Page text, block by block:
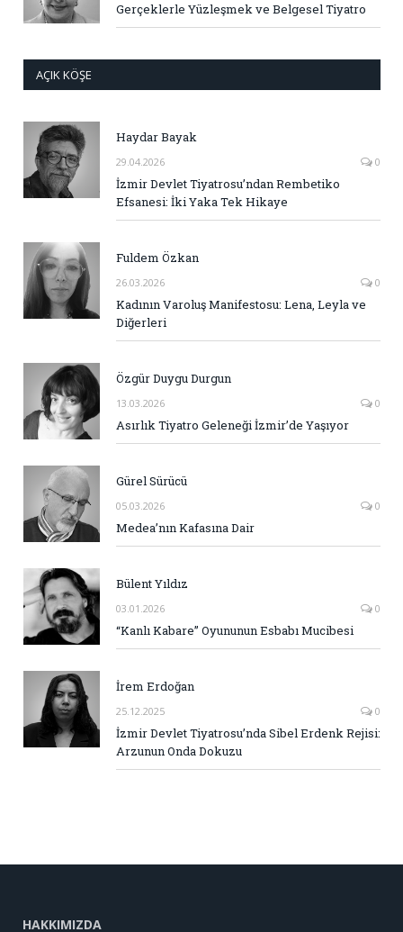
Gerçeklerle Yüzleşmek ve Belgesel Tiyatro
AÇIK KÖŞE
Haydar Bayak
29.04.2026 0
İzmir Devlet Tiyatrosu’ndan Rembetiko
Efsanesi: İki Yaka Tek Hikaye
Fuldem Özkan
26.03.2026 0
Kadının Varoluş Manifestosu: Lena, Leyla ve
Diğerleri
Özgür Duygu Durgun
13.03.2026 0
Asırlık Tiyatro Geleneği İzmir’de Yaşıyor
Gürel Sürücü
05.03.2026 0
Medea’nın Kafasına Dair
Bülent Yıldız
03.01.2026 0
“Kanlı Kabare” Oyununun Esbabı Mucibesi
İrem Erdoğan
25.12.2025 0
İzmir Devlet Tiyatrosu’nda Sibel Erdenk Rejisi:
Arzunun Onda Dokuzu
HAKKIMIZDA